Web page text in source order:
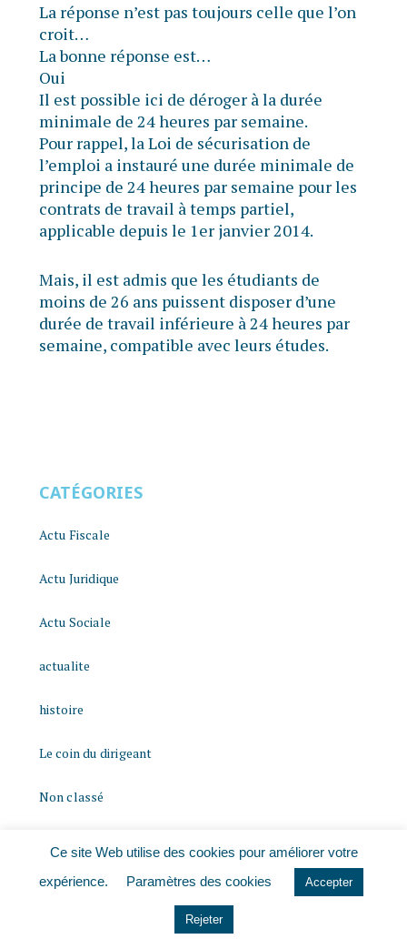
La réponse n’est pas toujours celle que l’on
croit…
La bonne réponse est…
Oui
Il est possible ici de déroger à la durée
minimale de 24 heures par semaine.
Pour rappel, la Loi de sécurisation de
l’emploi a instauré une durée minimale de
principe de 24 heures par semaine pour les
contrats de travail à temps partiel,
applicable depuis le 1er janvier 2014.
Mais, il est admis que les étudiants de
moins de 26 ans puissent disposer d’une
durée de travail inférieure à 24 heures par
semaine, compatible avec leurs études.
CATÉGORIES
Actu Fiscale
Actu Juridique
Actu Sociale
actualite
histoire
Le coin du dirigeant
Non classé
Ce site Web utilise des cookies pour améliorer votre
expérience.
Paramètres des cookies Accepter
Rejeter